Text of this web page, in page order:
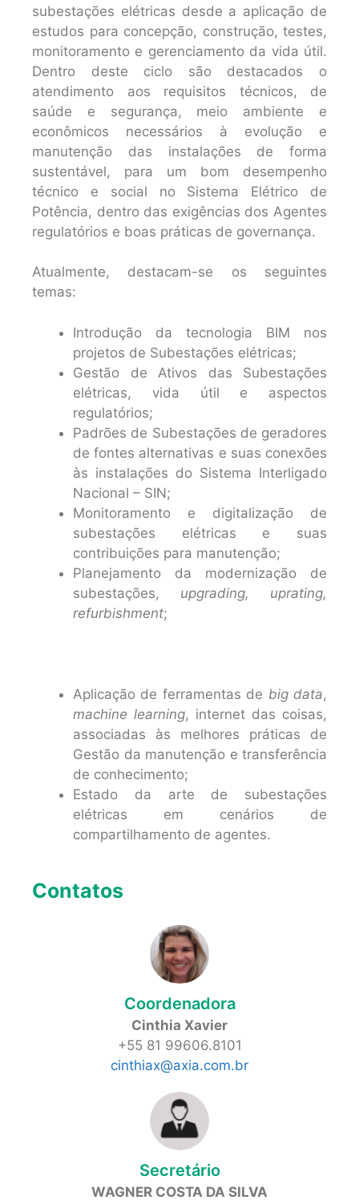
subestações elétricas desde a aplicação de
estudos para concepção, construção, testes,
monitoramento e gerenciamento da vida útil.
Dentro deste ciclo são destacados o
atendimento aos requisitos técnicos, de
saúde e segurança, meio ambiente e
econômicos necessários à evolução e
manutenção das instalações de forma
sustentável, para um bom desempenho
técnico e social no Sistema Elétrico de
Potência, dentro das exigências dos Agentes
regulatórios e boas práticas de governança.
Atualmente, destacam-se os seguintes
temas:
Introdução da tecnologia BIM nos
projetos de Subestações elétricas;
Gestão de Ativos das Subestações
elétricas, vida útil e aspectos
regulatórios;
Padrões de Subestações de geradores
de fontes alternativas e suas conexões
às instalações do Sistema Interligado
Nacional – SIN;
Monitoramento e digitalização de
subestações elétricas e suas
contribuições para manutenção;
Planejamento da modernização de
subestações, upgrading, uprating,
refurbishment;
Aplicação de ferramentas de big data,
machine learning, internet das coisas,
associadas às melhores práticas de
Gestão da manutenção e transferência
de conhecimento;
Estado da arte de subestações
elétricas em cenários de
compartilhamento de agentes.
Contatos
Coordenadora
Cinthia Xavier
+55 81 99606.8101
cinthiax@axia.com.br
Secretário
WAGNER COSTA DA SILVA